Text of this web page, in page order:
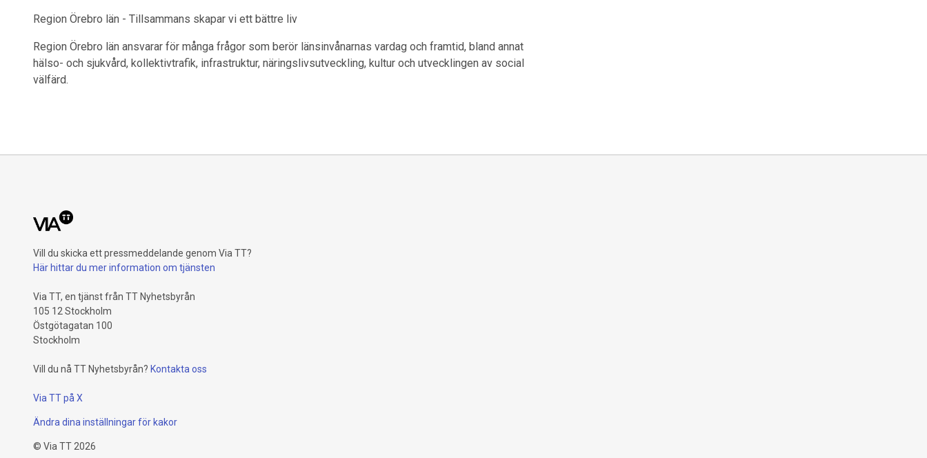
Region Örebro län - Tillsammans skapar vi ett bättre liv
Region Örebro län ansvarar för många frågor som berör länsinvånarnas vardag och framtid, bland annat
hälso- och sjukvård, kollektivtrafik, infrastruktur, näringslivsutveckling, kultur och utvecklingen av social
välfärd.
Vill du skicka ett pressmeddelande genom Via TT?
Här hittar du mer information om tjänsten
Via TT, en tjänst från TT Nyhetsbyrån
105 12 Stockholm
Östgötagatan 100
Stockholm
Vill du nå TT Nyhetsbyrån? Kontakta oss
Via TT på X
Ändra dina inställningar för kakor
© Via TT 2026